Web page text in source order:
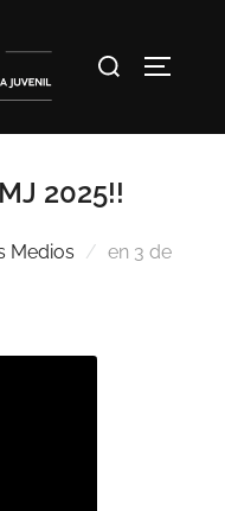
2025!!
Medios en 3 de